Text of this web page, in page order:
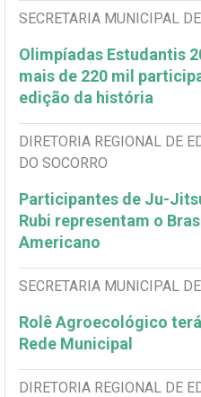
SECRETARIA MUNICIPAL
Olimpíadas Estudantis
mais de 220 mil
edição da história
DIRETORIA REGIONAL DE
DO SOCORRO
Participantes de Ju-
Rubi representam o
Americano
SECRETARIA MUNICIPAL
Rolê Agroecológico
Rede Municipal
DIRETORIA REGIONAL DE